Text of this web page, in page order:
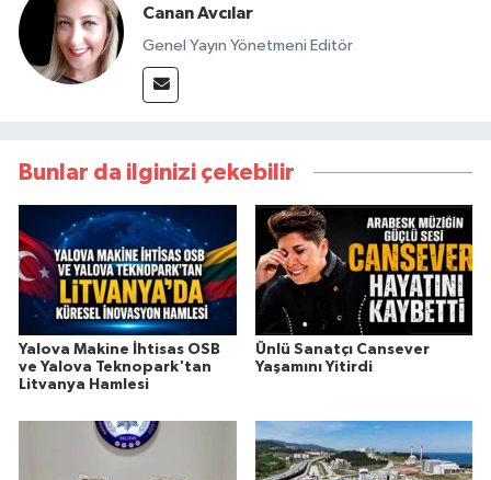
Canan Avcılar
Genel Yayın Yönetmeni Editör
Bunlar da ilginizi çekebilir
Yalova Makine İhtisas OSB
ve Yalova Teknopark'tan
Litvanya Hamlesi
Ünlü Sanatçı Cansever
Yaşamını Yitirdi